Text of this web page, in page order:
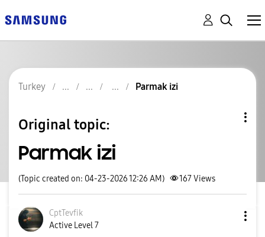
Turkey Parmak izi
Original topic:
Parmak izi
(Topic created on: 04-23-2026 12:26 AM) 167Views
CptTevfik
Active Level 7